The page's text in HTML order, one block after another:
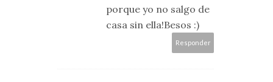
porque yo no salgo de
casa sin ella!Besos :)
Responder